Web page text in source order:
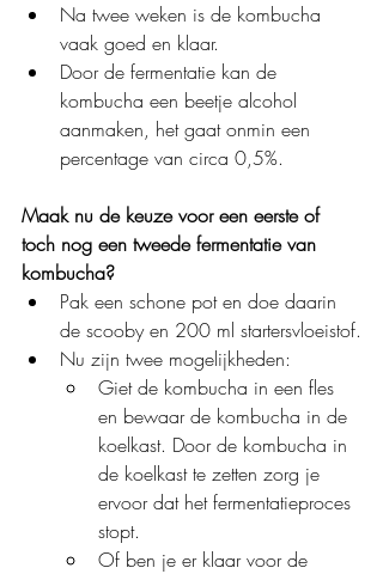
Na twee weken is de kombucha
vaak goed en klaar.
Door de fermentatie kan de
kombucha een beetje alcohol
aanmaken, het gaat onmin een
percentage van circa 0,5%.
Maak nu de keuze voor een eerste of
toch nog een tweede fermentatie van
kombucha?
Pak een schone pot en doe daarin
de scooby en 200 ml startersvloeistof.
Nu zijn twee mogelijkheden:
Giet de kombucha in een fles
en bewaar de kombucha in de
koelkast. Door de kombucha in
de koelkast te zetten zorg je
ervoor dat het fermentatieproces
stopt.
Of ben je er klaar voor de